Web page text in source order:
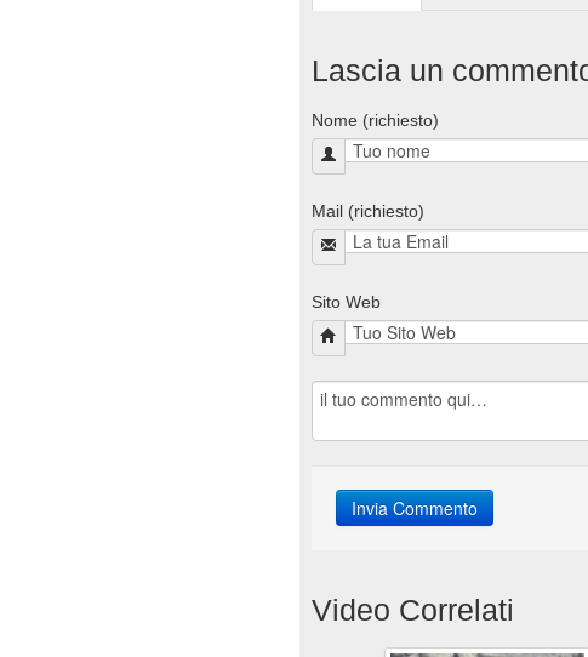
Lascia un
Nome (richiesto)
Mail (richiesto)
Sito Web
Video Correlati